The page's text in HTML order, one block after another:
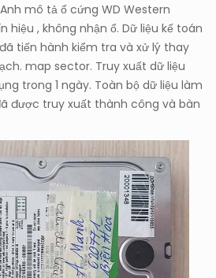
mô tả ổ cứng WD Western
hiệu , không nhận ổ. Dữ liệu kế toán
tiến hành kiểm tra và xử lý thay
map sector. Truy xuất dữ liệu
trong 1 ngày. Toàn bộ dữ liệu làm
được truy xuất thành công và bàn